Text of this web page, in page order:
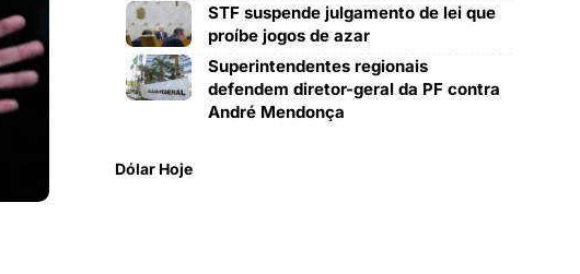
STF suspende julgamento de lei que
proíbe jogos de azar
Superintendentes regionais
defendem diretor-geral da PF contra
André Mendonça
Dólar Hoje